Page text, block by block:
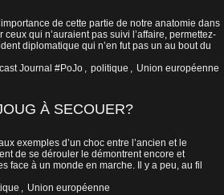
de cette partie de notre anatomie dans
qui n’auraient pas suivi l’affaire, permettez-
diplomatique qui n’en fut pas un au bout du
Journal #PoJo , politique , Union européenne
À SECOUER?
exemples d’un choc entre l’ancien et le
de se dérouler le démontrent encore et
face à un monde en marche. Il y a peu, au fil
, Union européenne